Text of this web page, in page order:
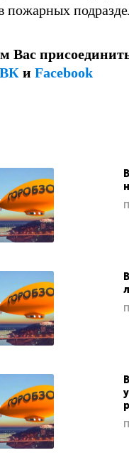
пожарных
Вас
ВК и Facebook